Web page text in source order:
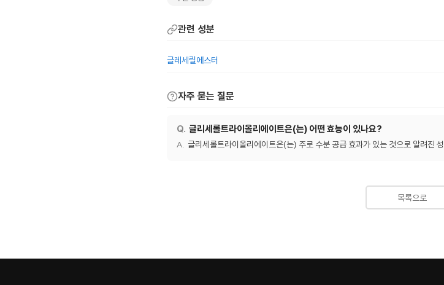
관련 성분
글레세릴에스터
자주 묻는 질문
글리세롤트라이올리에이트은(는) 어떤 효능이 있나요?
글리세롤트라이올리에이트은(는) 주로 수분 공급 효과가 있는 것으로 알려진
목록으로